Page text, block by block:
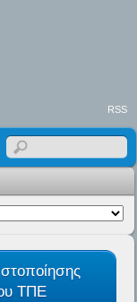
RSS
ΤΠΕ